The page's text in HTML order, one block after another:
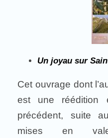
Un joyau sur
Cet ouvrage dont
est une réédition
précédent, suite
mises en